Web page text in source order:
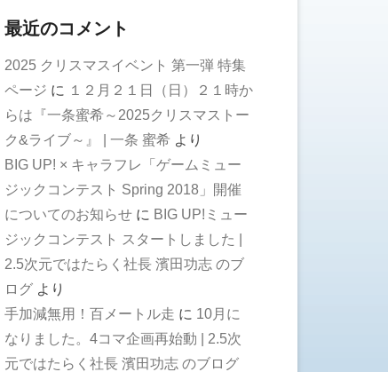
最近のコメント
2025 クリスマスイベント 第一弾 特集
ページ に １２月２１日（日）２１時か
らは『一条蜜希～2025クリスマストー
ク&ライブ～』 | 一条 蜜希 より
BIG UP! × キャラフレ「ゲームミュー
ジックコンテスト Spring 2018」開催
についてのお知らせ に BIG UP!ミュー
ジックコンテスト スタートしました |
2.5次元ではたらく社長 濱田功志 のブ
ログ より
手加減無用！百メートル走 に 10月に
なりました。4コマ企画再始動 | 2.5次
元ではたらく社長 濱田功志 のブログ